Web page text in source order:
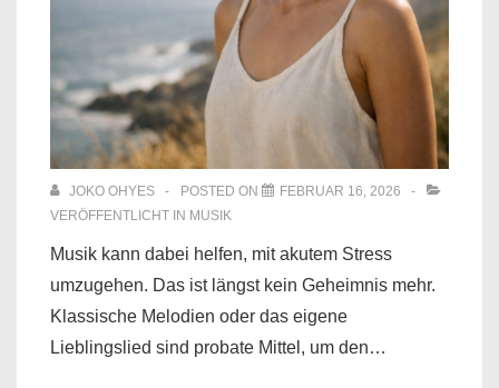
JOKO OHYES POSTED ON
FEBRUAR 16, 2026
VERÖFFENTLICHT IN MUSIK
Musik kann dabei helfen, mit akutem Stress
umzugehen. Das ist längst kein Geheimnis mehr.
Klassische Melodien oder das eigene
Lieblingslied sind probate Mittel, um den…